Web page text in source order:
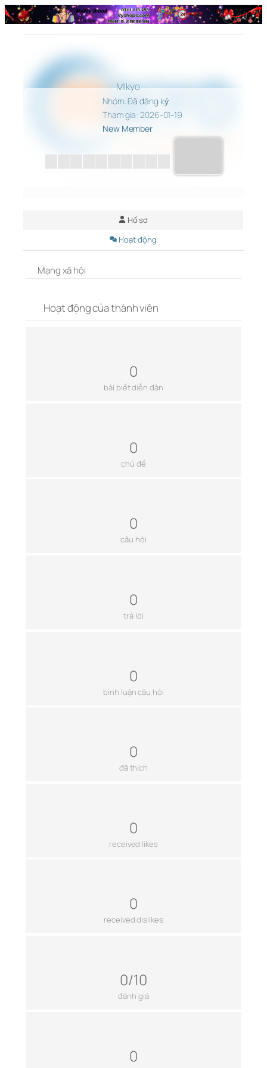
Chuyển
đến
Mikyo
Nhóm: Đã đăng ký
Tham gia: 2026-01-19
New Member
Hồ sơ
Hoạt động
Mạng xã hội
Hoạt động của thành viên
0
bài biết diễn đàn
0
chủ đề
0
câu hỏi
0
trả lời
0
bình luận câu hỏi
0
đã thích
0
received likes
0
received dislikes
0/10
đánh giá
0